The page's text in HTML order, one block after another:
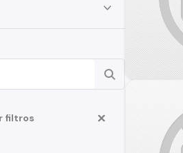
filtros